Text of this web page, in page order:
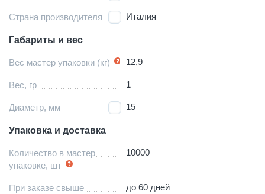
Страна производителя Италия
Габариты и вес
Вес мастер упаковки (кг) 12,9
Вес, гр 1
Диаметр, мм 15
Упаковка и доставка
Количество в мастер
упаковке, шт
10000
При заказе свыше
до 60 дней